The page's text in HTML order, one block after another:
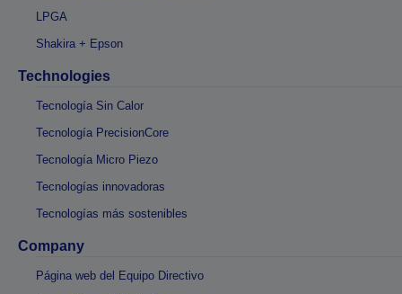
LPGA
Shakira + Epson
Technologies
Tecnología Sin Calor
Tecnología PrecisionCore
Tecnología Micro Piezo
Tecnologías innovadoras
Tecnologías más sostenibles
Company
Página web del Equipo Directivo